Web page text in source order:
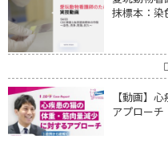
抹標本：染
【動画】
アプローチ